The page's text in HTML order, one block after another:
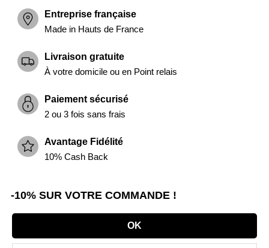
Entreprise française
Made in Hauts de France
Livraison gratuite
À votre domicile ou en Point relais
Paiement sécurisé
2 ou 3 fois sans frais
Avantage Fidélité
10% Cash Back
-10% SUR VOTRE COMMANDE !